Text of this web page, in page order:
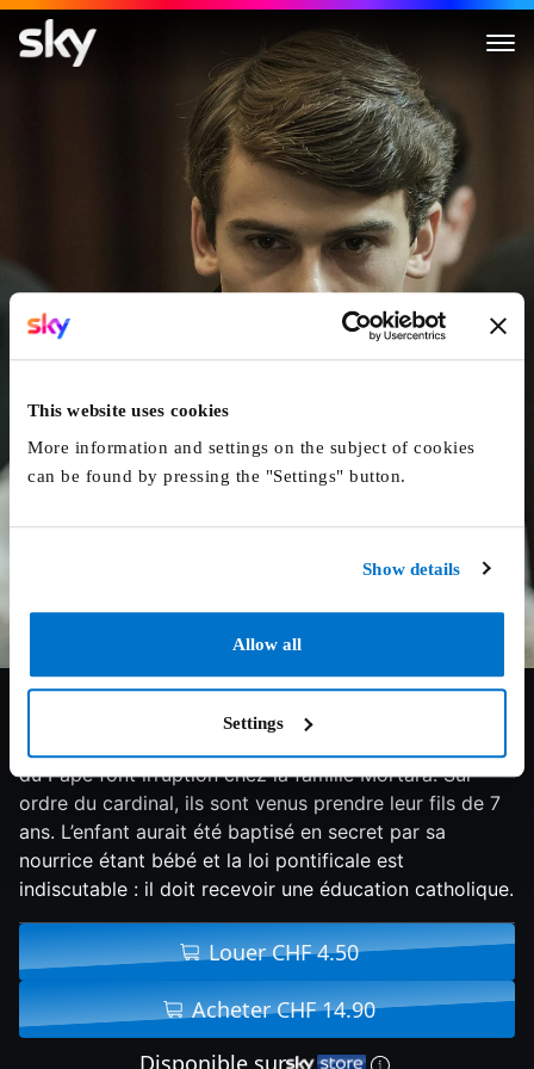
This website uses cookies
More information and settings on the subject of cookies
can be found by pressing the "Settings" button.
Show details
Allow all
Settings
L'Enlèvement
7.3/10 2023 128 min Drame
du Pape font irruption chez la famille Mortara. Sur
ordre du cardinal, ils sont venus prendre leur fils de 7
ans. L’enfant aurait été baptisé en secret par sa
nourrice étant bébé et la loi pontificale est
indiscutable : il doit recevoir une éducation catholique.
Louer CHF 4.50
Acheter CHF 14.90
Disponible sur